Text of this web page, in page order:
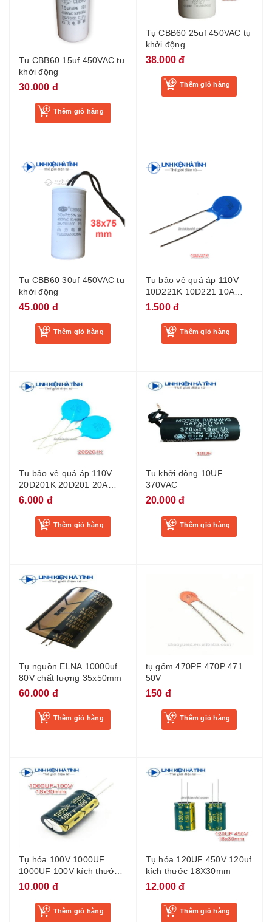
Tụ CBB60 15uf 450VAC tụ
khởi động
30.000 đ
Thêm giỏ hàng
Tụ CBB60 25uf 450VAC tụ
khởi động
38.000 đ
Thêm giỏ hàng
Tụ CBB60 30uf 450VAC tụ
khởi động
45.000 đ
Thêm giỏ hàng
Tụ bảo vệ quá áp 110V
10D221K 10D221 10A
220V-BC1
1.500 đ
Thêm giỏ hàng
Tụ bảo vệ quá áp 110V
20D201K 20D201 20A
200V - BM2
6.000 đ
Thêm giỏ hàng
Tụ khởi động 10UF
370VAC
20.000 đ
Thêm giỏ hàng
Tụ nguồn ELNA 10000uf
80V chất lượng 35x50mm
60.000 đ
Thêm giỏ hàng
tụ gốm 470PF 470P 471
50V
150 đ
Thêm giỏ hàng
Tụ hóa 100V 1000UF
1000UF 100V kích thước
18x30mm - BI6
10.000 đ
Thêm giỏ hàng
Tụ hóa 120UF 450V 120uf
kích thước 18X30mm
12.000 đ
Thêm giỏ hàng